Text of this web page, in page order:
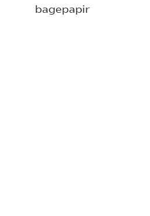
bagepapir